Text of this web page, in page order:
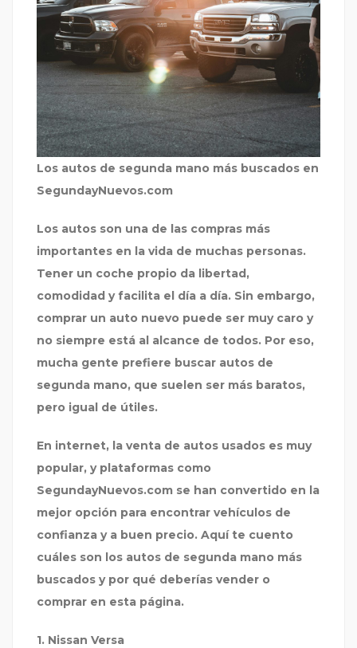
Los autos de segunda mano más buscados en
SegundayNuevos.com
Los autos son una de las compras más
importantes en la vida de muchas personas.
Tener un coche propio da libertad,
comodidad y facilita el día a día. Sin embargo,
comprar un auto nuevo puede ser muy caro y
no siempre está al alcance de todos. Por eso,
mucha gente prefiere buscar autos de
segunda mano, que suelen ser más baratos,
pero igual de útiles.
En internet, la venta de autos usados es muy
popular, y plataformas como
SegundayNuevos.com se han convertido en la
mejor opción para encontrar vehículos de
confianza y a buen precio. Aquí te cuento
cuáles son los autos de segunda mano más
buscados y por qué deberías vender o
comprar en esta página.
1. Nissan Versa